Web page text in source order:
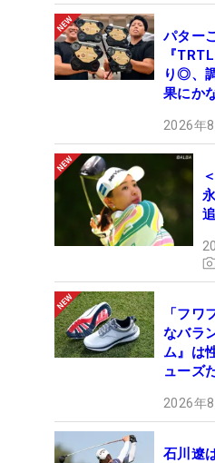
パター
『
り◎、
果にか
2026年
「フ
なバラ
ム』は
ューズ
2026年
石川遼